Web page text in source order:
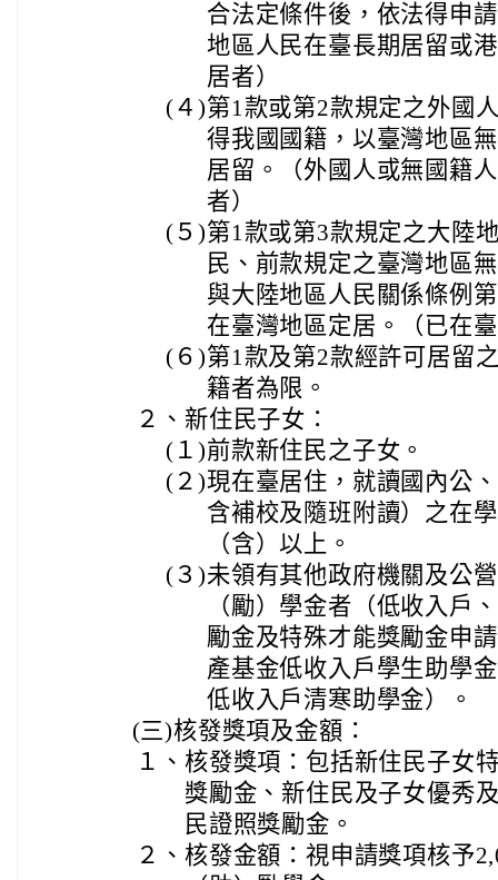
合法定條件後，依法得申
地區人民在臺長期居留或
居者）
(４)第1款或第2款規定之外國
得我國國籍，以臺灣地區
居留。（外國人或無國籍
者）
(５)第1款或第3款規定之大陸
民、前款規定之臺灣地區
與大陸地區人民關係條例
在臺灣地區定居。（已在
(６)第1款及第2款經許可居留
籍者為限。
２、 新住民子女：
(１)前款新住民之子女。
(２)現在臺居住，就讀國內公
含補校及隨班附讀）之在
（含）以上。
(３)未領有其他政府機關及公
（勵）學金者（低收入戶
勵金及特殊才能獎勵金申
產基金低收入戶學生助學
低收入戶清寒助學金）。
(三)核發獎項及金額：
１、 核發獎項：包括新住民子女
獎勵金、新住民及子女優秀
民證照獎勵金。
２、 核發金額：視申請獎項核予